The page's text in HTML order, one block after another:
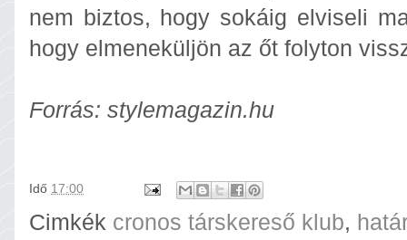
nem biztos, hogy sokáig elviseli
hogy elmeneküljön az őt folyton
Forrás: stylemagazin.hu
Idő 17:00
Cimkék cronos társkereső klub,